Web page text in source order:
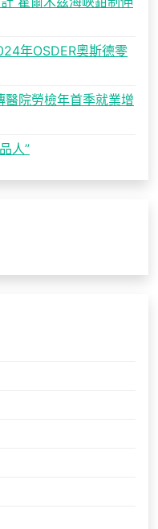
年OSDER奧斯德零
院勞檢年首季就業增
人”